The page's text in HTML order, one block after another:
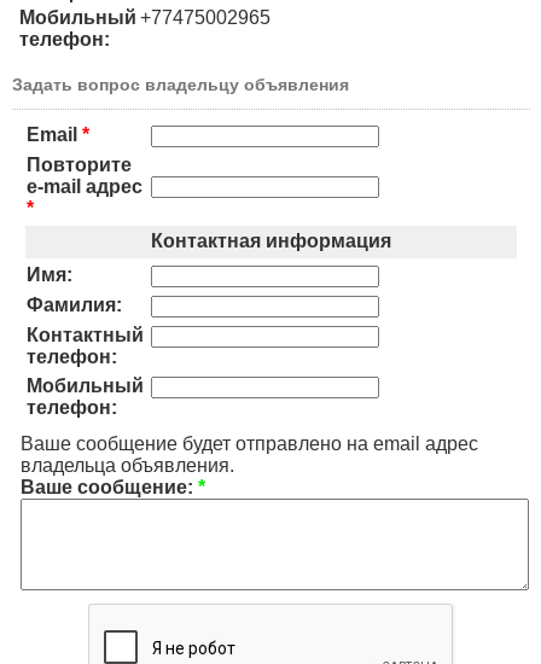
Мобильный
телефон:
+77475002965
Задать вопрос владельцу объявления
Email *
Повторите
e-mail адрес
*
Контактная информация
Имя:
Фамилия:
Контактный
телефон:
Мобильный
телефон:
Ваше сообщение будет отправлено на email адрес
владельца объявления.
Ваше сообщение: *